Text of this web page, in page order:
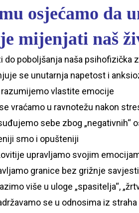
osjećamo da
mijenjati naš
do poboljšanja naša psihofizička
se unutarnja napetost i
razumijemo vlastite emocije
vraćamo u ravnotežu nakon
sebe zbog „negativnih“
smo i opušteniji
upravljamo svojim
granice bez grižnje savjesti
više u uloge „spasitelja“,
se u odnosima iz